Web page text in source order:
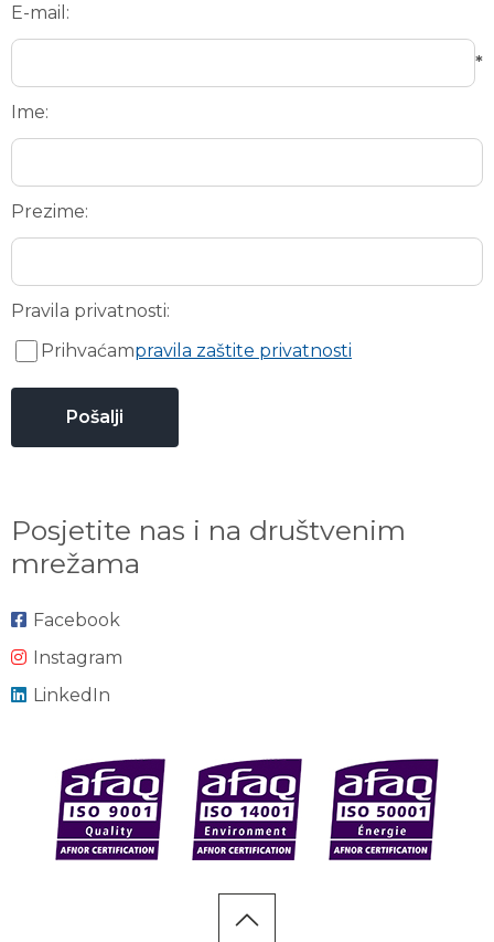
E-mail:
*
Ime:
Prezime:
Pravila privatnosti:
Prihvaćampravila zaštite privatnosti
Posjetite nas i na društvenim
mrežama
Facebook
Instagram
LinkedIn